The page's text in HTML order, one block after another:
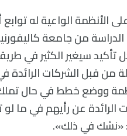
الواعية له توابع
سيغير الكثير في
من قبل الشركات
ووضع خطط في حال
الرائدة عن رأيهم في ما
«نشك في ذلك».